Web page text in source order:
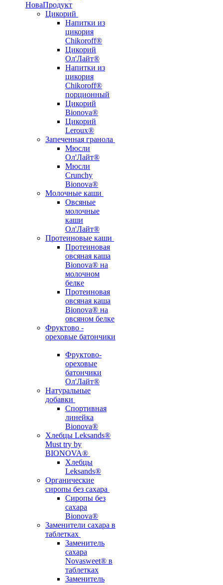
НоваПродукт
Цикорий
Напитки из
цикория
Chikoroff®
Цикорий
Ол'Лайт®
Напитки из
цикория
Chikoroff®
порционный
Цикорий
Bionova®
Цикорий
Leroux®
Запеченная гранола
Мюсли
Ол'Лайт®
Мюсли
Crunchy
Bionova®
Молочные каши
Овсяные
молочные
каши
Ол'Лайт®
Протеиновые каши
Протеиновая
овсяная каша
Bionova® на
молочном
белке
Протеиновая
овсяная каша
Bionova® на
овсяном белке
Фруктово -
ореховые батончики
Фруктово-
ореховые
батончики
Ол'Лайт®
Натуральные
добавки
Спортивная
линейка
Bionova®
Хлебцы Leksands®
Must try by
BIONOVA®
Хлебцы
Leksands®
Органические
сиропы без сахара
Сиропы без
сахара
Bionova®
Заменители сахара в
таблетках
Заменитель
сахара
Novasweet® в
таблетках
Заменитель